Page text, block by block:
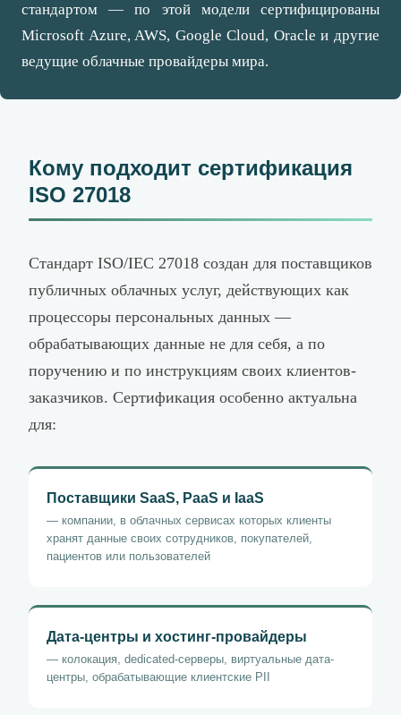
стандартом — по этой модели сертифицированы
Microsoft Azure, AWS, Google Cloud, Oracle и другие
ведущие облачные провайдеры мира.
Кому подходит сертификация
ISO 27018
Стандарт ISO/IEC 27018 создан для поставщиков
публичных облачных услуг, действующих как
процессоры персональных данных —
обрабатывающих данные не для себя, а по
поручению и по инструкциям своих клиентов-
заказчиков. Сертификация особенно актуальна
для:
Поставщики SaaS, PaaS и IaaS
— компании, в облачных сервисах которых клиенты
хранят данные своих сотрудников, покупателей,
пациентов или пользователей
Дата-центры и хостинг-провайдеры
— колокация, dedicated-серверы, виртуальные дата-
центры, обрабатывающие клиентские PII